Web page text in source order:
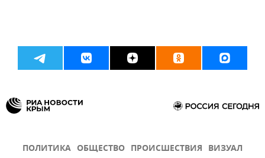
ПОЛИТИКА ОБЩЕСТВО ПРОИСШЕСТВИЯ ВИЗУАЛ